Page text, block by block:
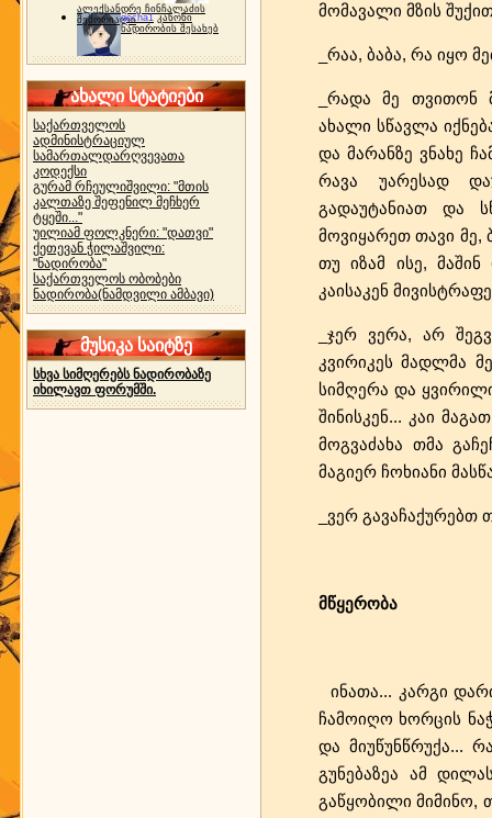
ალექსანდრე ჩინჩალაძის
მემორიალიgocha1 კანონი
ნადირობის შესახებ
ახალი სტატიები
საქართველოს
ადმინისტრაციულ
სამართალდარღვევათა
კოდექსი
გურამ რჩეულიშვილი: "მთის
კალთაზე შეფენილ მეჩხერ
ტყეში..."
უილიამ ფოლკნერი: "დათვი"
ქეთევან ჭილაშვილი:
"ნადირობა"
საქართველოს ობობები
ნადირობა(ნამდვილი ამბავი)
მუსიკა საიტზე
სხვა სიმღერებს ნადირობაზე
იხილავთ ფორუმში.
მომავალი მზის
_რაა, ბაბა, რა იყო
_რადა მე თვითონ
ახალი სწავლა
და მარანზე ვნახე
რავა უარესად
გადაუტანიათ და
მოვიყარეთ თავი
თუ იზამ ისე,
კაისაკენ
_ჯერ ვერა, არ
კვირიკეს მადლმა
სიმღერა და
შინისკენ... კაი
მოგვაძახა თმა
მაგიერ ჩოხიანი
_ვერ გავაჩაქურებთ
მწყერობა
ინათა... კარგი
ჩამოიღო ხორცის
და მიუწუნწრუქა...
გუნებაზეა ამ
გაწყობილი მიმინო,